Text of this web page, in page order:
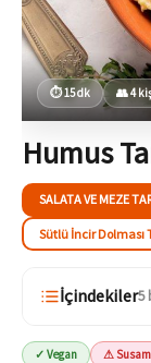
⏱ 15 dk 👥 4
Humus
SALATA VE MEZE
Sütlü İncir Dolması
İçindekiler5
✓ Vegan ⚠ Susam